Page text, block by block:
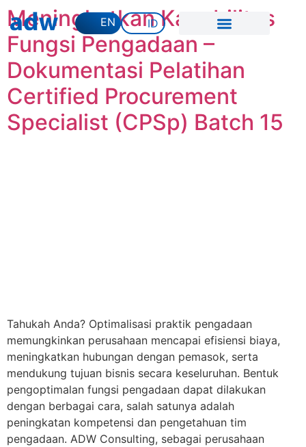
EN ID
Meningkatkan Kapabilitas
Fungsi Pengadaan –
Dokumentasi Pelatihan
Certified Procurement
Specialist (CPSp) Batch 15
Tahukah Anda? Optimalisasi praktik pengadaan
memungkinkan perusahaan mencapai efisiensi biaya,
meningkatkan hubungan dengan pemasok, serta
mendukung tujuan bisnis secara keseluruhan. Bentuk
pengoptimalan fungsi pengadaan dapat dilakukan
dengan berbagai cara, salah satunya adalah
peningkatan kompetensi dan pengetahuan tim
pengadaan. ADW Consulting, sebagai perusahaan